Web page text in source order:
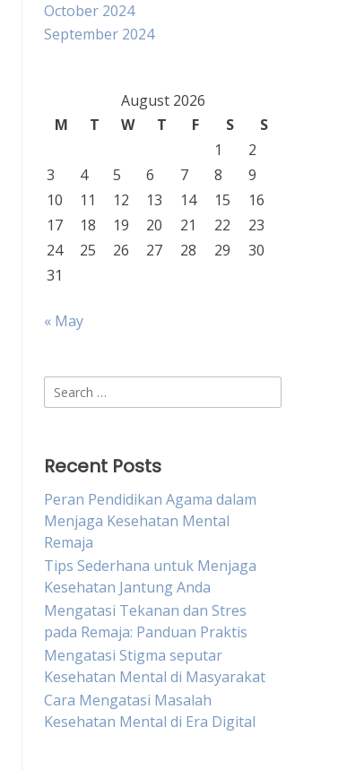
October 2024
September 2024
August 2026
M
T W T F S
S
1
2
3
4 5 6 7 8
9
10
11 12 13 14 15
16
17
18 19 20 21 22
23
24
25 26 27 28 29
30
31
« May
Search
for:
Recent Posts
Peran Pendidikan Agama dalam
Menjaga Kesehatan Mental
Remaja
Tips Sederhana untuk Menjaga
Kesehatan Jantung Anda
Mengatasi Tekanan dan Stres
pada Remaja: Panduan Praktis
Mengatasi Stigma seputar
Kesehatan Mental di Masyarakat
Cara Mengatasi Masalah
Kesehatan Mental di Era Digital